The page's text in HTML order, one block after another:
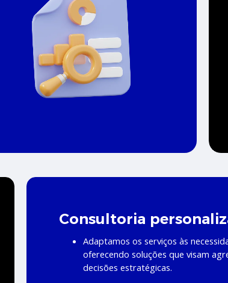
Consultoria
Adaptamos os serviços às
oferecendo soluções que visam
decisões estratégicas.